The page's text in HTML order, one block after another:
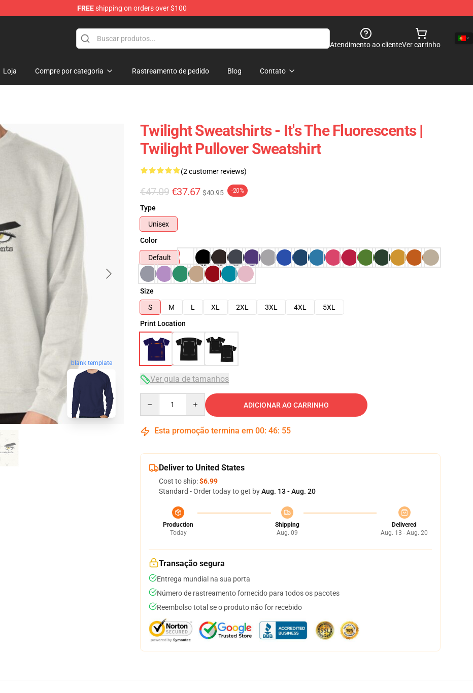
FREEshipping on orders over $100
Atendimento ao clienteVer carrinho
Loja Compre por categoria Rastreamento de pedido Blog Contato
blank template
Twilight Sweatshirts - It's The Fluorescents |
Twilight Pullover Sweatshirt
(2 customer reviews)
€47.09 €37.67 $40.95 -20%
Type
Unisex
Color
Default
Size
S
M L XL 2XL 3XL 4XL
5XL
Print Location
Ver guia de tamanhos
ADICIONAR AO CARRINHO
Esta promoção termina em 00: 46: 54
Deliver to United States
Cost to ship:$6.99
Standard - Order today to get byAug. 13 - Aug. 20
Production
Today
Shipping
Aug. 09
Delivered
Aug. 13 - Aug. 20
Transação segura
Entrega mundial na sua porta
Número de rastreamento fornecido para todos os pacotes
Reembolso total se o produto não for recebido